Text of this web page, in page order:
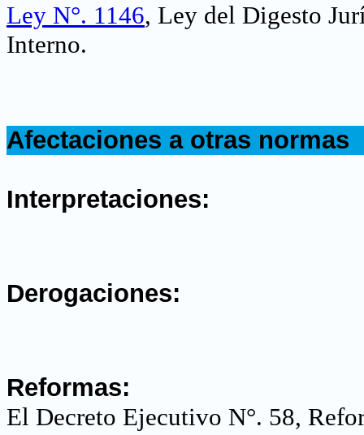
Ley N°. 1146, Ley del Digesto
Interno.
Afectaciones a otras normas
Interpretaciones:
Derogaciones:
Reformas:
El Decreto Ejecutivo N°. 58,